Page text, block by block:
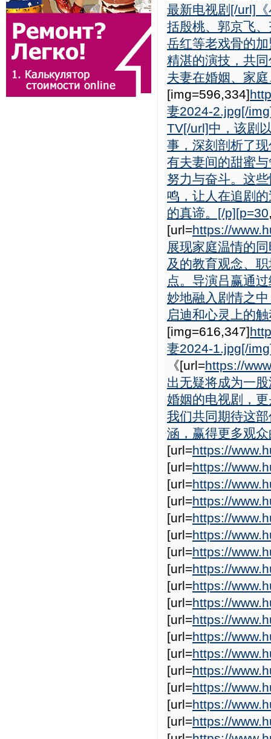
最新电视剧[/url]
括殷桃、郭京飞
岳红等老戏骨的
精湛的演技，共
夫妻在婚姻、家
[img=596,334]
妻2024-2.jpg[/
TV[/url]中，该剧
事，深刻剖析了
有夫妻间的甜蜜
努力与奋斗。这
鸣，让人在追剧
的真谛。[/p][p=30
[url=https://
展现家庭温情的
及的教育观念、
点。导演吕赢通
妙地融入剧情之
启迪和心灵上的
[img=616,347]
妻2024-1.jpg[/
《[url=https://
出无疑将成为一
婚姻的电视剧，
我们共同期待这
涵，赢得更多观
[url=https://
[url=https://
[url=https://
[url=https://
[url=https://
[url=https://
[url=https://
[url=https://
[url=https://
[url=https://
[url=https://
[url=https://
[url=https://
[url=https://
[url=https://
[url=https://
[url=https://